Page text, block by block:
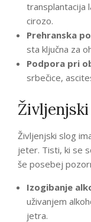
transplantacija
cirozo.
Prehranska
sta ključna za
Podpora pri
srbečice,
Življenjski slog
jeter. Tisti, ki se
še posebej
Izogibanje
uživanjem
jetra.